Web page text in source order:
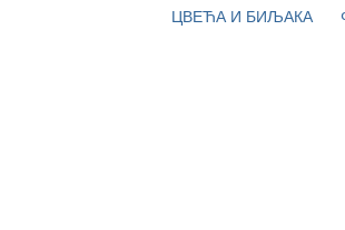
ЦВЕЋА И БИЉАКА